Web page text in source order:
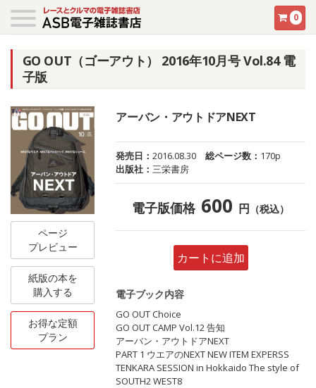
0
GO OUT（ゴーアウト） 2016年10月号 Vol.84 電
子版
ページ
プレビュー
紙版の本を
購入する
お得な定額
プラン
アーバン・アウトドアNEXT
発売日：2016.08.30 総ページ数： 170p
出版社：三栄書房
電子版価格 600 円 （税込）
カートに追加
電子ブック内容
GO OUT Choice
GO OUT CAMP Vol.12 告知
アーバン・アウトドアNEXT
PART 1 ウエアのNEXT NEW ITEM EXPERSS
TENKARA SESSION in Hokkaido The style of
SOUTH2 WEST8